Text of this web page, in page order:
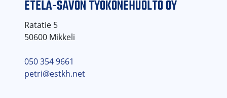
ETELÄ-SAVON TYÖKONEHUOLTO OY
Ratatie 5
50600 Mikkeli
050 354 9661
petri@estkh.net